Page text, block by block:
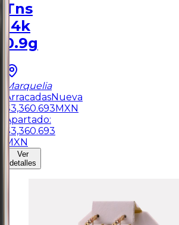
Tns
14k
0.9g
Marquelia
ArracadasNueva
$3,360.693MXN
Apartado:
$3,360.693
MXN
Ver
detalles